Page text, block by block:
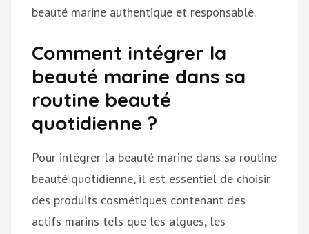
beauté marine authentique et responsable.
Comment intégrer la
beauté marine dans sa
routine beauté
quotidienne ?
Pour intégrer la beauté marine dans sa routine
beauté quotidienne, il est essentiel de choisir
des produits cosmétiques contenant des
actifs marins tels que les algues, les